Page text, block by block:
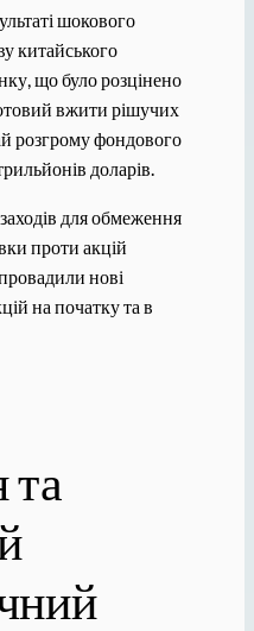
шокового
китайського
що було розцінено
вжити рішучих
розгрому фондового
доларів.
для обмеження
проти акцій
нові
на початку та в
та